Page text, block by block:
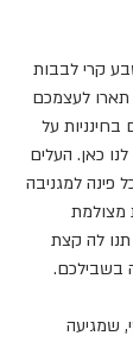
קרי לבבות
לעצמכם
על
כאן. העלים
פינה למגניבה
מצולמת
לה קצת
בשבילכם.
שמגיעה